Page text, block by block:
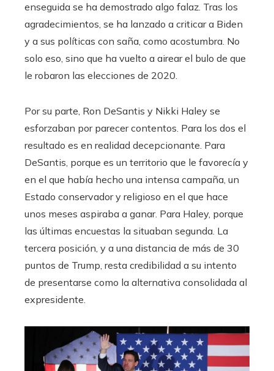
enseguida se ha demostrado algo falaz. Tras los
agradecimientos, se ha lanzado a criticar a Biden
y a sus políticas con saña, como acostumbra. No
solo eso, sino que ha vuelto a airear el bulo de que
le robaron las elecciones de 2020.
Por su parte, Ron DeSantis y Nikki Haley se
esforzaban por parecer contentos. Para los dos el
resultado es en realidad decepcionante. Para
DeSantis, porque es un territorio que le favorecía y
en el que había hecho una intensa campaña, un
Estado conservador y religioso en el que hace
unos meses aspiraba a ganar. Para Haley, porque
las últimas encuestas la situaban segunda. La
tercera posición, y a una distancia de más de 30
puntos de Trump, resta credibilidad a su intento
de presentarse como la alternativa consolidada al
expresidente.